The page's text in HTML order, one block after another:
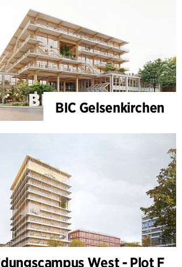
BIC Gelsenkirchen
West - Plot F